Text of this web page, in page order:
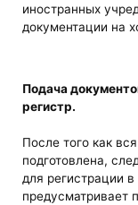
иностранных
документации на
Подача
регистр.
После того как
подготовлена,
для регистрации
предусматривает